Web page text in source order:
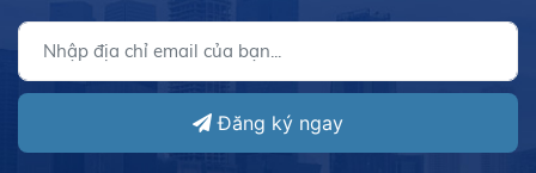
Đăng ký ngay